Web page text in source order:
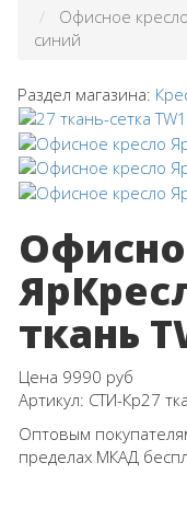
Офисное
синий
Раздел магазина:
ткань
Цена 9990 руб
Артикул: СТИ-Кр27
Оптовым
пределах МКАД